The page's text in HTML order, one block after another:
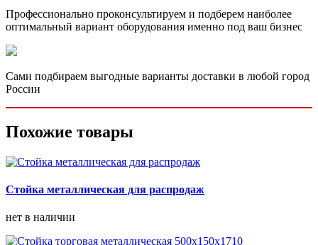
Профессионально проконсультируем и подберем наиболее
оптимальный вариант оборудования именно под ваш бизнес
Сами подбираем выгодные варианты доставки в любой город
России
Похожие товары
Стойка металлическая для распродаж
нет в наличии